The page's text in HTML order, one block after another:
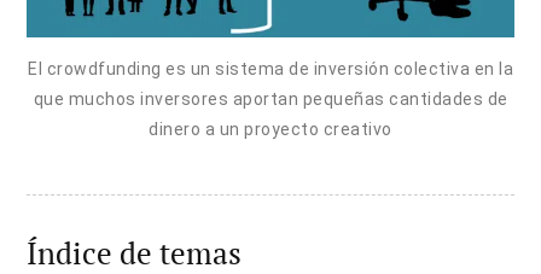
El crowdfunding es un sistema de inversión colectiva en la
que muchos inversores aportan pequeñas cantidades de
dinero a un proyecto creativo
Índice de temas